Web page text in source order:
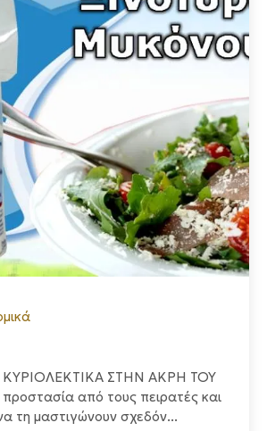
ΣΤΗΝ ΑΚΡΗ ΤΟΥ
από τους πειρατές και
τη μαστιγώνουν σχεδόν...